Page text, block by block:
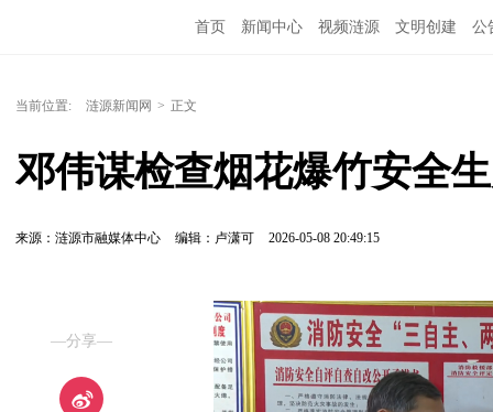
首页 新闻中心 视频涟源 文明创建 公
当前位置: 涟源新闻网 > 正文
邓伟谋检查烟花爆竹安全
来源：涟源市融媒体中心 编辑：卢潇可 2026-05-08 20:49:15
—分享—